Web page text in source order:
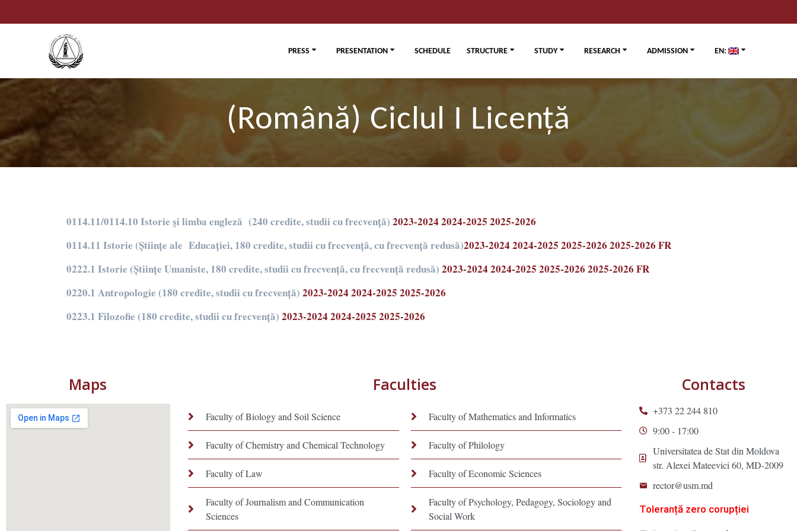
PRESS PRESENTATION SCHEDULE STRUCTURE STUDY RESEARCH ADMISSION EN:
(Română) Ciclul I Licență
0114.11/0114.10 Istorie şi limba engleză (240 credite, studii cu frecvență) 2023-2024 2024-2025 2025-2026
0114.11 Istorie (Științe ale Educației, 180 credite, studii cu frecvență, cu frecvență redusă)2023-2024 2024-2025 2025-2026 2025-2026 FR
0222.1 Istorie (Științe Umaniste, 180 credite, studii cu frecvență, cu frecvență redusă) 2023-2024 2024-2025 2025-2026 2025-2026 FR
0220.1 Antropologie (180 credite, studii cu frecvență) 2023-2024 2024-2025 2025-2026
0223.1 Filozofie (180 credite, studii cu frecvență) 2023-2024 2024-2025 2025-2026
Maps Faculties
Faculty of Biology and Soil Science
Faculty of Chemistry and Chemical Technology
Faculty of Law
Faculty of Journalism and Communication
Sciences
Faculty of Mathematics and Informatics
Faculty of Philology
Faculty of Economic Sciences
Faculty of Psychology, Pedagogy, Sociology and
Social Work
Contacts
+373 22 244 810
9:00 - 17:00
Universitatea de Stat din Moldova
str. Alexei Mateevici 60, MD-2009
rector@usm.md
Toleranță zero corupției